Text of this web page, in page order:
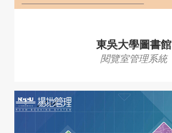
東吳大學圖書館
閱覽室管理系統